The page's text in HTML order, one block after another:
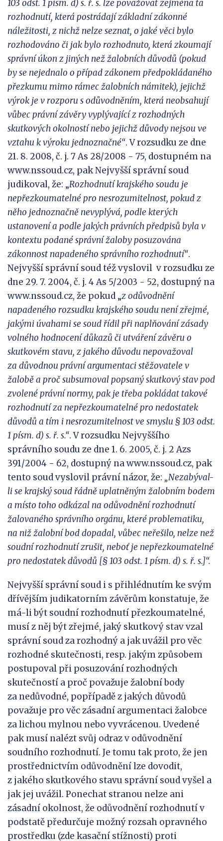
103 odst. 1 písm. d) s. ř. s. lze považovat zejména ta
rozhodnutí, která postrádají základní zákonné
náležitosti, z nichž nelze seznat, o jaké věci bylo
rozhodováno či jak bylo rozhodnuto, která zkoumají
správníúkon z jiných nežžalobních důvodů (pokud
by se nejednalo o případ zákonem předpokládaného
přezkumu mimo rámec žalobních námitek), jejichž
výrok je v rozporu s odůvodněním, která neobsahují
vůbec právní závěry vyplývající z rozhodných
skutkových okolností nebo jejichž důvody nejsou ve
vztahu k výroku jednoznačné“. V rozsudku ze dne
21. 8. 2008, č. j. 7 As 28/2008 - 75, dostupném na
www.nssoud.cz, pak Nejvyšší správní soud
judikoval, že: „Rozhodnutí krajského soudu je
nepřezkoumatelné pro nesrozumitelnost, pokud z
něho jednoznačně nevyplývá, podle kterých
ustanovení a podle jakých právních předpisů byla v
kontextu podané správní žaloby posuzována
zákonnost napadeného správního rozhodnutí“.
Nejvyšší správní soud též vyslovil v rozsudku ze
dne 29. 7. 2004, č. j. 4 As 5/2003 - 52, dostupný na
www.nssoud.cz, že pokud „zodůvodnění
napadeného rozsudku krajského soudu není zřejmé,
jakými úvahami se soud řídil při naplňování zásady
volného hodnocení důkazů či utváření závěru o
skutkovém stavu, z jakého důvodu nepovažoval
za důvodnou právní argumentaci stěžovatele v
žalobě a proč subsumoval popsaný skutkový stav pod
zvolené právní normy, pak je třeba pokládat takové
rozhodnutí za nepřezkoumatelné pro nedostatek
důvodů a tím i nesrozumitelnost ve smyslu § 103 odst.
1 písm. d) s. ř. s.“. V rozsudku Nejvyššího
správního soudu ze dne 1. 6. 2005, č. j. 2 Azs
391/2004 - 62, dostupný na www.nssoud.cz, pak
tento soud vyslovil právní názor, že: „Nezabýval-
li se krajský soud řádně uplatněným žalobním bodem
a místo toho odkázal na odůvodnění rozhodnutí
žalovaného správního orgánu, které problematiku,
na niž žalobní bod dopadal, vůbec neřešilo, nelze než
soudní rozhodnutí zrušit, neboť je nepřezkoumatelné
pro nedostatek důvodů [§ 103 odst. 1 písm. d) s. ř. s.]“.
Nejvyšší správní soud i s přihlédnutím ke svým
dřívějším judikatorním závěrům konstatuje, že
má-li být soudní rozhodnutí přezkoumatelné,
musí z něj být zřejmé, jaký skutkový stav vzal
správní soud za rozhodný a jak uvážil pro věc
rozhodné skutečnosti, resp. jakým způsobem
postupoval při posuzování rozhodných
skutečností a proč považuje žalobní body
za nedůvodné, popřípadě z jakých důvodů
považuje pro věc zásadní argumentaci žalobce
za lichou mylnou nebo vyvrácenou. Uvedené
pak musí nalézt svůj odraz v odůvodnění
soudního rozhodnutí. Je tomu tak proto, že jen
prostřednictvím odůvodnění lze dovodit,
z jakého skutkového stavu správní soud vyšel a
jak jej uvážil. Ponechat stranou nelze ani
zásadní okolnost, že odůvodnění rozhodnutí v
podstatě předurčuje možný rozsah opravného
prostředku (zde kasační stížnosti) proti